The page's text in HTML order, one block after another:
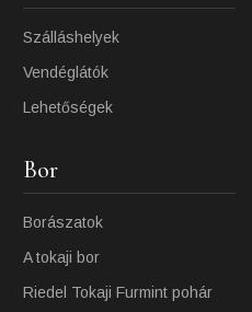
Szálláshelyek
Vendéglátók
Lehetőségek
Bor
Borászatok
A tokaji bor
Riedel Tokaji Furmint pohár